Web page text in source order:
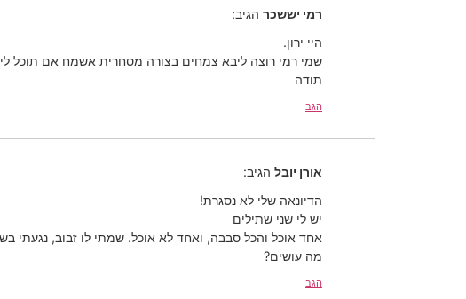
רמי יששכר הגיב:
היי ירון.
שמי רמי רוצה ליבא צמחים בצורה מסחרית אשמח אם תוכל
תודה
הגב
אורן יובל הגיב:
הדיונאה שלי לא נסגרת!
יש לי שני שתילים
אחד אוכל והכל סבבה, ואחד לא אוכל. שמתי לו זבוב,
מה עושים?
הגב